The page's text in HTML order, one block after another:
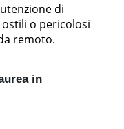
di
o pericolosi
remoto.
in